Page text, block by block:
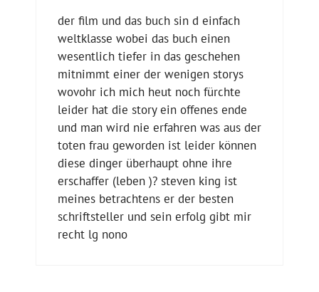
der film und das buch sin d einfach
weltklasse wobei das buch einen
wesentlich tiefer in das geschehen
mitnimmt einer der wenigen storys
wovohr ich mich heut noch fürchte
leider hat die story ein offenes ende
und man wird nie erfahren was aus der
toten frau geworden ist leider können
diese dinger überhaupt ohne ihre
erschaffer (leben )? steven king ist
meines betrachtens er der besten
schriftsteller und sein erfolg gibt mir
recht lg nono